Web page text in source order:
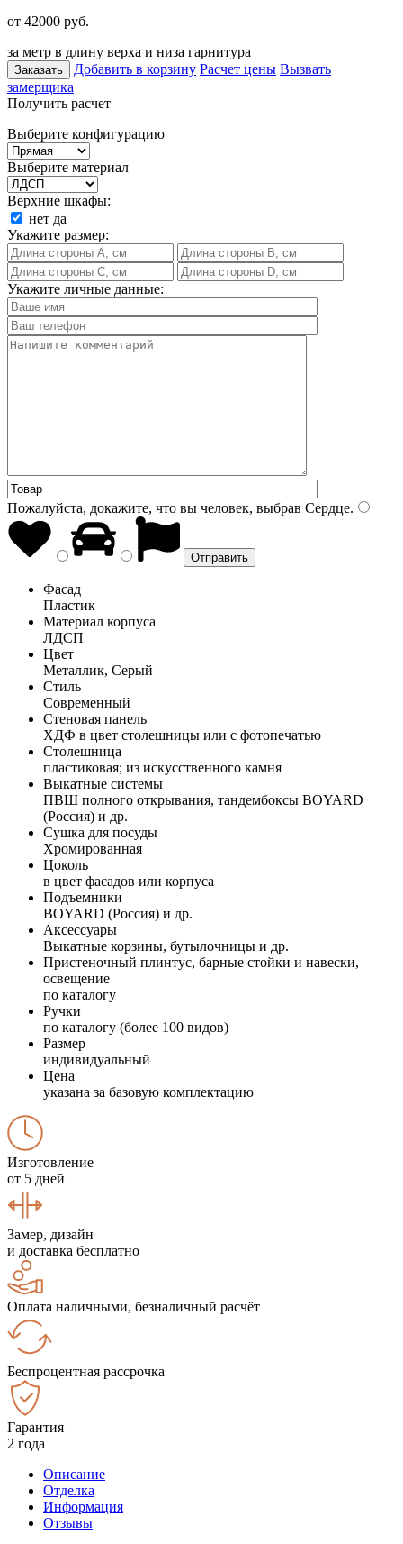
от 42000 руб.
за метр в длину верха и низа гарнитура
Заказать Добавить в корзину Расчет цены Вызвать
замерщика
Получить расчет
Выберите конфигурацию
Выберите материал
Верхние шкафы:
нет да
Укажите размер:
Укажите личные данные:
Пожалуйста, докажите, что вы человек, выбрав Сердце.
Фасад
Пластик
Материал корпуса
ЛДСП
Цвет
Металлик, Серый
Стиль
Современный
Стеновая панель
ХДФ в цвет столешницы или с фотопечатью
Столешница
пластиковая; из искусственного камня
Выкатные системы
ПВШ полного открывания, тандембоксы BOYARD
(Россия) и др.
Сушка для посуды
Хромированная
Цоколь
в цвет фасадов или корпуса
Подъемники
BOYARD (Россия) и др.
Аксессуары
Выкатные корзины, бутылочницы и др.
Пристеночный плинтус, барные стойки и навески,
освещение
по каталогу
Ручки
по каталогу (более 100 видов)
Размер
индивидуальный
Цена
указана за базовую комплектацию
Изготовление
от 5 дней
Замер, дизайн
и доставка бесплатно
Оплата наличными, безналичный расчёт
Беспроцентная рассрочка
Гарантия
2 года
Описание
Отделка
Информация
Отзывы